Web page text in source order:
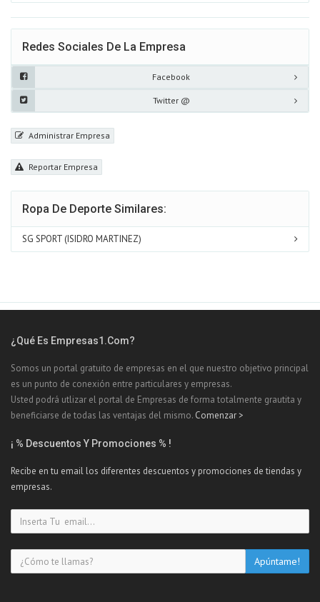
Redes Sociales De La Empresa
Facebook
Twitter @
Administrar Empresa
Reportar Empresa
Ropa De Deporte Similares:
SG SPORT (ISIDRO MARTINEZ)
¿Qué Es Empresas1.com?
Somos un portal gratuito de empresas en el que nuestro objetivo principal
es un punto de conexión entre particulares y empresas.
Usted podrá utlizar el portal de Empresas de forma totalmente grautita y
beneficiarse de todas las ventajas del mismo. Comenzar >
¡ % Descuentos Y Promociones % !
Recibe en tu email los diferentes descuentos y promociones de tiendas y
empresas.